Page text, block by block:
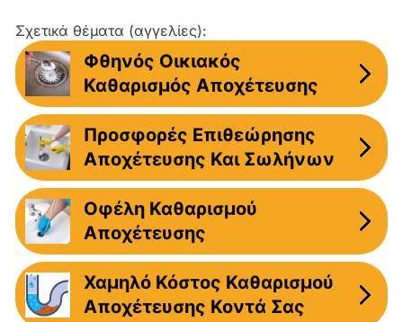
Σχετικά θέματα (αγγελίες):
Φθηνός Οικιακός
Καθαρισμός Αποχέτευσης
Προσφορές Επιθεώρησης
Αποχέτευσης Και Σωλήνων
Οφέλη Καθαρισμού
Αποχέτευσης
Χαμηλό Κόστος Καθαρισμού
Αποχέτευσης Κοντά Σας